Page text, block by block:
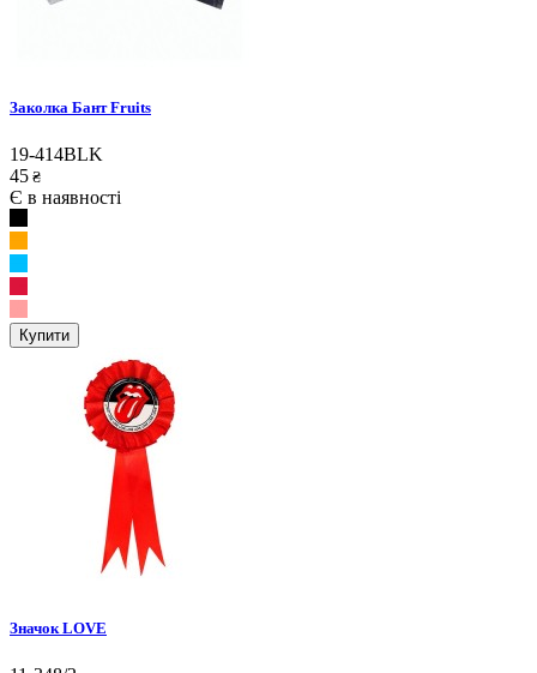
Заколка Бант Fruits
19-414BLK
45 ₴
Є в наявності
Купити
Значок LOVE